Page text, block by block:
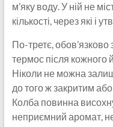
м’яку воду. У ній не
кількості, через які і
По-третє,
термос після кожного
Ніколи не можна
до того ж закритим
Колба повинна
неприємний аромат,